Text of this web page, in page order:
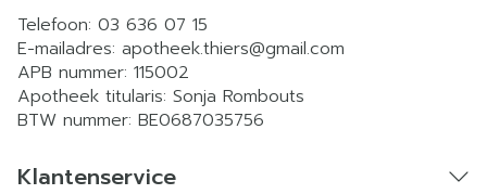
Telefoon: 03 636 07 15
E-mailadres: apotheek.thiers@gmail.com
APB nummer: 115002
Apotheek titularis: Sonja Rombouts
BTW nummer: BE0687035756
Klantenservice